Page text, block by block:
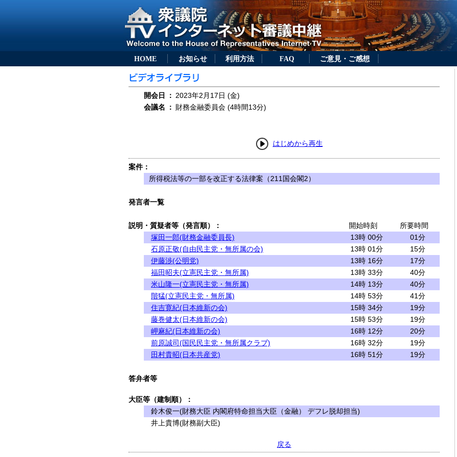
HOME お知らせ 利用方法 FAQ ご意見・ご感想
開会日 ： 2023年2月17日 (金)
会議名
： 財務金融委員会 (4時間13分)
はじめから再生
案件：
所得税法等の一部を改正する法律案（211国会閣2）
発言者一覧
説明・質疑者等（発言順）： 開始時刻
所要時間
塚田一郎(財務金融委員長)
13時 00分
01分
石原正敬(自由民主党・無所属の会)
13時 01分
15分
伊藤渉(公明党)
13時 16分
17分
福田昭夫(立憲民主党・無所属)
13時 33分
40分
米山隆一(立憲民主党・無所属)
14時 13分
40分
階猛(立憲民主党・無所属)
14時 53分
41分
住吉寛紀(日本維新の会)
15時 34分
19分
藤巻健太(日本維新の会)
15時 53分
19分
岬麻紀(日本維新の会)
16時 12分
20分
前原誠司(国民民主党・無所属クラブ)
16時 32分
19分
田村貴昭(日本共産党)
16時 51分 19分
答弁者等
大臣等（建制順）：
鈴木俊一(財務大臣 内閣府特命担当大臣（金融） デフレ脱却担当)
井上貴博(財務副大臣)
戻る